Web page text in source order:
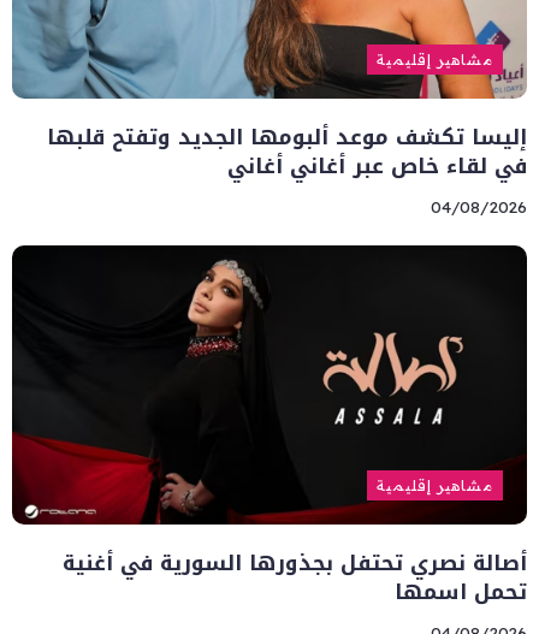
مشاهير إقليمية
إليسا تكشف موعد ألبومها الجديد وتفتح قلبها
في لقاء خاص عبر أغاني أغاني
04/08/2026
مشاهير إقليمية
أصالة نصري تحتفل بجذورها السورية في أغنية
تحمل اسمها